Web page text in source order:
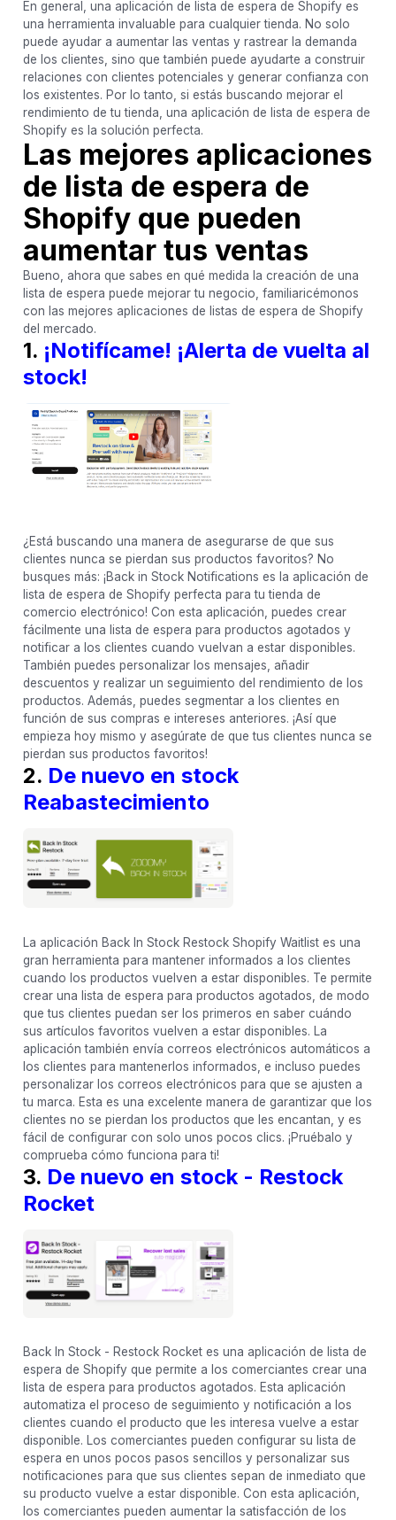
En general, una aplicación de lista de espera de Shopify es
una herramienta invaluable para cualquier tienda. No solo
puede ayudar a aumentar las ventas y rastrear la demanda
de los clientes, sino que también puede ayudarte a construir
relaciones con clientes potenciales y generar confianza con
los existentes. Por lo tanto, si estás buscando mejorar el
rendimiento de tu tienda, una aplicación de lista de espera de
Shopify es la solución perfecta.
Las mejores aplicaciones
de lista de espera de
Shopify que pueden
aumentar tus ventas
Bueno, ahora que sabes en qué medida la creación de una
lista de espera puede mejorar tu negocio, familiaricémonos
con las mejores aplicaciones de listas de espera de Shopify
del mercado.
1. ¡Notifícame! ¡Alerta de vuelta al
stock!
¿Está buscando una manera de asegurarse de que sus
clientes nunca se pierdan sus productos favoritos? No
busques más: ¡Back in Stock Notifications es la aplicación de
lista de espera de Shopify perfecta para tu tienda de
comercio electrónico! Con esta aplicación, puedes crear
fácilmente una lista de espera para productos agotados y
notificar a los clientes cuando vuelvan a estar disponibles.
También puedes personalizar los mensajes, añadir
descuentos y realizar un seguimiento del rendimiento de los
productos. Además, puedes segmentar a los clientes en
función de sus compras e intereses anteriores. ¡Así que
empieza hoy mismo y asegúrate de que tus clientes nunca se
pierdan sus productos favoritos!
2. De nuevo en stock
Reabastecimiento
La aplicación Back In Stock Restock Shopify Waitlist es una
gran herramienta para mantener informados a los clientes
cuando los productos vuelven a estar disponibles. Te permite
crear una lista de espera para productos agotados, de modo
que tus clientes puedan ser los primeros en saber cuándo
sus artículos favoritos vuelven a estar disponibles. La
aplicación también envía correos electrónicos automáticos a
los clientes para mantenerlos informados, e incluso puedes
personalizar los correos electrónicos para que se ajusten a
tu marca. Esta es una excelente manera de garantizar que los
clientes no se pierdan los productos que les encantan, y es
fácil de configurar con solo unos pocos clics. ¡Pruébalo y
comprueba cómo funciona para ti!
3. De nuevo en stock - Restock
Rocket
Back In Stock - Restock Rocket es una aplicación de lista de
espera de Shopify que permite a los comerciantes crear una
lista de espera para productos agotados. Esta aplicación
automatiza el proceso de seguimiento y notificación a los
clientes cuando el producto que les interesa vuelve a estar
disponible. Los comerciantes pueden configurar su lista de
espera en unos pocos pasos sencillos y personalizar sus
notificaciones para que sus clientes sepan de inmediato que
su producto vuelve a estar disponible. Con esta aplicación,
los comerciantes pueden aumentar la satisfacción de los